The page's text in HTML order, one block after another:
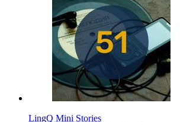
LingQ Mini Stories